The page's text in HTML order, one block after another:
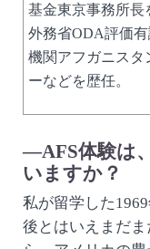
基金東京事務所長
外務省ODA評価
機関アフガニスタ
ーなどを歴任。
—AFS体験は
いますか？
私が留学した
後とはいえまだ